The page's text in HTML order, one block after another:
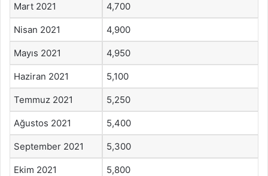
Mart 2021 4,700
Nisan 2021 4,900
Mayıs 2021 4,950
Haziran 2021 5,100
Temmuz 2021 5,250
Ağustos 2021 5,400
September 2021 5,300
Ekim 2021 5,800